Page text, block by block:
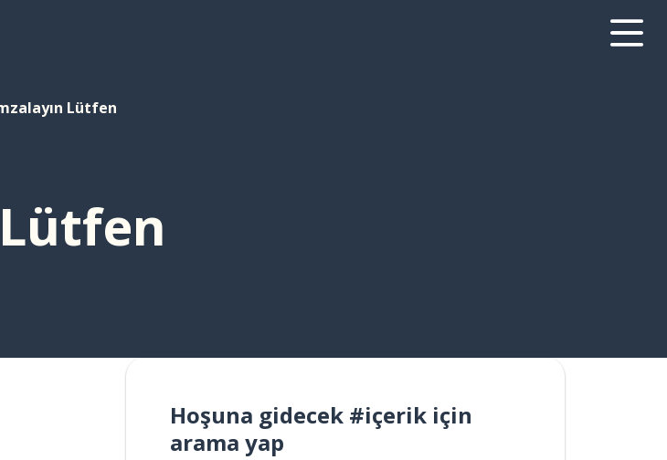
Lütfen
Hoşuna gidecek #içerik için
arama yap